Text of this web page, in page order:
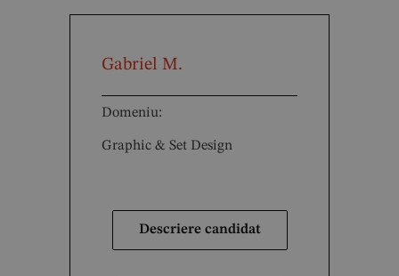
Gabriel M.
Domeniu:
Graphic & Set Design
Descriere candidat